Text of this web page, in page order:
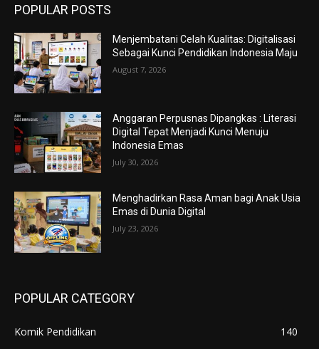
POPULAR POSTS
Menjembatani Celah Kualitas: Digitalisasi
Sebagai Kunci Pendidikan Indonesia Maju
August 7, 2026
Anggaran Perpusnas Dipangkas : Literasi
Digital Tepat Menjadi Kunci Menuju
Indonesia Emas
July 30, 2026
Menghadirkan Rasa Aman bagi Anak Usia
Emas di Dunia Digital
July 23, 2026
POPULAR CATEGORY
Komik Pendidikan
140